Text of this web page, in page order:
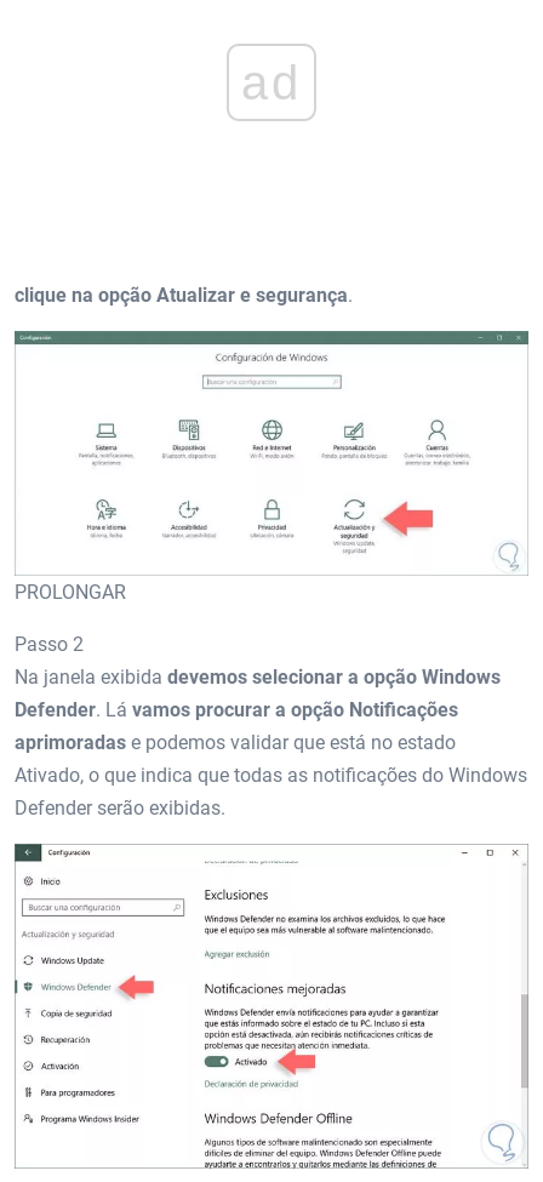
ad
clique na opção Atualizar e segurança.
PROLONGAR
Passo 2
Na janela exibida devemos selecionar a opção Windows
Defender. Lá vamos procurar a opção Notificações
aprimoradas e podemos validar que está no estado
Ativado, o que indica que todas as notificações do Windows
Defender serão exibidas.